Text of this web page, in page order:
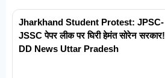
Jharkhand Student Protest: JPSC-
JSSC पेपर लीक पर घिरी हेमंत सोरेन सरकार!
DD News Uttar Pradesh